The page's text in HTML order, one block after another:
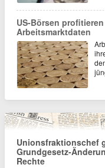
US-Börsen
Arbeitsmarktdaten
Unionsfraktionschef
Grundgesetz-
Rechte